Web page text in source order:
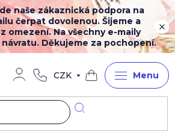
naše zákaznická podpora na
čerpat dovolenou. Šijeme a
omezení. Na všechny e-maily
Děkujeme za pochopení.
CZK
Nákupní
košík